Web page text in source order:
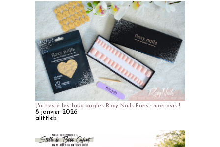
J'ai testé les faux ongles Roxy Nails Paris : mon avis !
8 janvier 2026
alittleb